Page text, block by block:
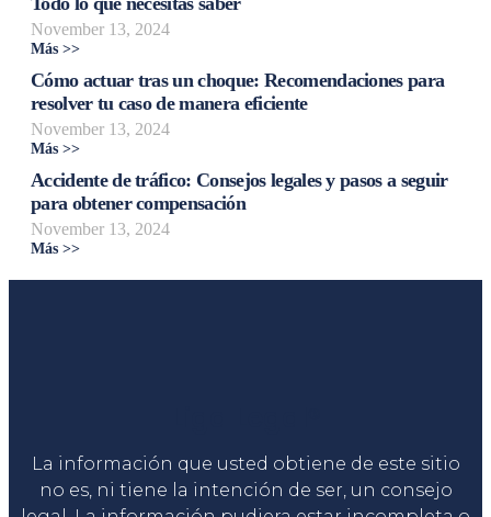
November 13, 2024
Más >>
Cómo actuar tras un choque: Recomendaciones para
resolver tu caso de manera eficiente
November 13, 2024
Más >>
Accidente de tráfico: Consejos legales y pasos a seguir
para obtener compensación
November 13, 2024
Más >>
La información que usted obtiene de este sitio
no es, ni tiene la intención de ser, un consejo